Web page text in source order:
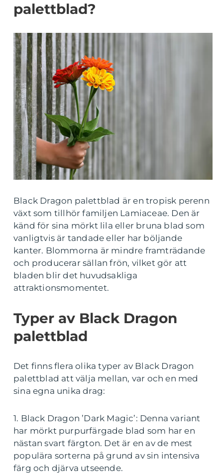
palettblad?
Black Dragon palettblad är en tropisk perenn
växt som tillhör familjen Lamiaceae. Den är
känd för sina mörkt lila eller bruna blad som
vanligtvis är tandade eller har böljande
kanter. Blommorna är mindre framträdande
och producerar sällan frön, vilket gör att
bladen blir det huvudsakliga
attraktionsmomentet.
Typer av Black Dragon
palettblad
Det finns flera olika typer av Black Dragon
palettblad att välja mellan, var och en med
sina egna unika drag:
1. Black Dragon ’Dark Magic’: Denna variant
har mörkt purpurfärgade blad som har en
nästan svart färgton. Det är en av de mest
populära sorterna på grund av sin intensiva
färg och djärva utseende.